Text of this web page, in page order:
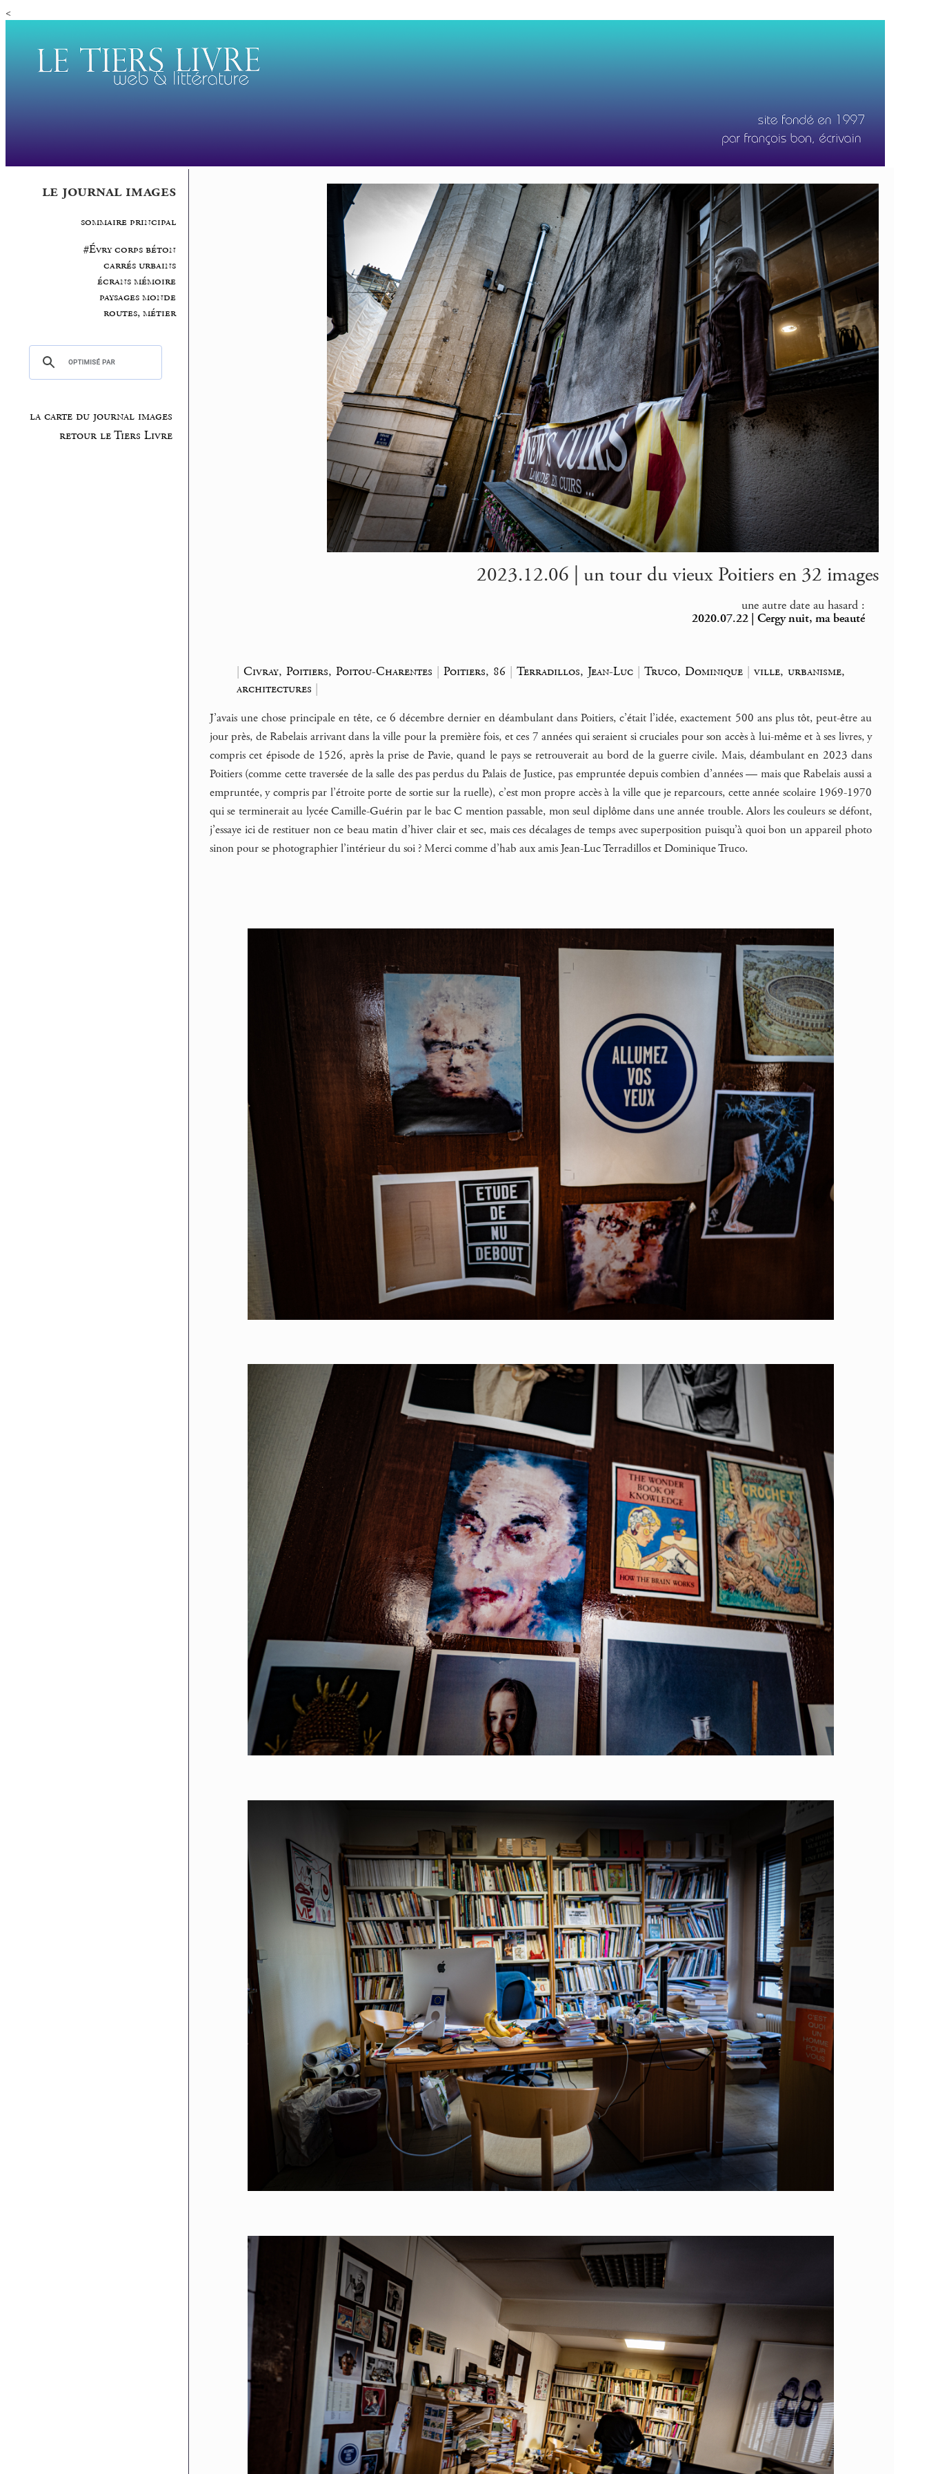
<
le journal images
sommaire principal
#Évry corps béton
carrés urbains
écrans mémoire
paysages monde
routes, métier
la carte du journal images
retour le Tiers Livre
2023.12.06 | un tour du vieux Poitiers en 32 images
une autre date au hasard :
2020.07.22 | Cergy nuit, ma beauté
|Civray, Poitiers, Poitou-Charentes |Poitiers, 86 |Terradillos, Jean-Luc |Truco, Dominique | ville, urbanisme,
architectures |
J’avais une chose principale en tête, ce 6 décembre dernier en déambulant dans Poitiers, c’était l’idée, exactement 500 ans plus tôt, peut-être au
jour près, de Rabelais arrivant dans la ville pour la première fois, et ces 7 années qui seraient si cruciales pour son accès à lui-même et à ses livres, y
compris cet épisode de 1526, après la prise de Pavie, quand le pays se retrouverait au bord de la guerre civile. Mais, déambulant en 2023 dans
Poitiers (comme cette traversée de la salle des pas perdus du Palais de Justice, pas empruntée depuis combien d’années — mais que Rabelais aussi a
empruntée, y compris par l’étroite porte de sortie sur la ruelle), c’est mon propre accès à la ville que je reparcours, cette année scolaire 1969-1970
qui se terminerait au lycée Camille-Guérin par le bac C mention passable, mon seul diplôme dans une année trouble. Alors les couleurs se défont,
j’essaye ici de restituer non ce beau matin d’hiver clair et sec, mais ces décalages de temps avec superposition puisqu’à quoi bon un appareil photo
sinon pour se photographier l’intérieur du soi ? Merci comme d’hab aux amis Jean-Luc Terradillos et Dominique Truco.